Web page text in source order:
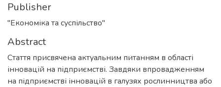
Publisher
"Економіка та суспільство"
Abstract
Стаття присвячена актуальним питанням в області
інновацій на підприємстві. Завдяки впровадженням
на підприємстві інновацій в галузях рослинництва або